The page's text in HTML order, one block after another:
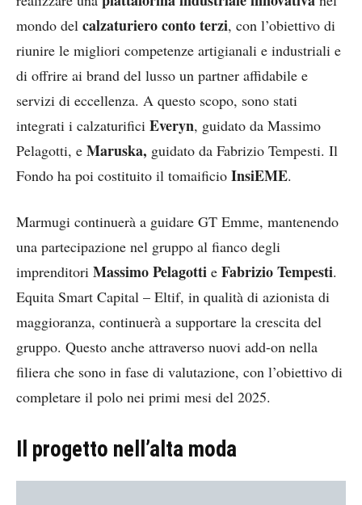
mondo del calzaturiero conto terzi, con l’obiettivo di
riunire le migliori competenze artigianali e industriali e
di offrire ai brand del lusso un partner affidabile e
servizi di eccellenza. A questo scopo, sono stati
integrati i calzaturifici Everyn, guidato da Massimo
Pelagotti, e Maruska, guidato da Fabrizio Tempesti. Il
Fondo ha poi costituito il tomaificio InsiEME.
Marmugi continuerà a guidare GT Emme, mantenendo
una partecipazione nel gruppo al fianco degli
imprenditori Massimo Pelagotti e Fabrizio Tempesti.
Equita Smart Capital – Eltif, in qualità di azionista di
maggioranza, continuerà a supportare la crescita del
gruppo. Questo anche attraverso nuovi add-on nella
filiera che sono in fase di valutazione, con l’obiettivo di
completare il polo nei primi mesi del 2025.
Il progetto nell’alta moda